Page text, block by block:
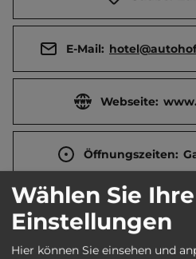
E-Mail:
Webseite:
Öffnungszeiten:
Telefon:
Wählen Sie
Einstellungen
Hier können Sie einsehen und